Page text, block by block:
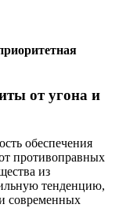
от угона и
обеспечения
противоправных
из
тенденцию,
современных